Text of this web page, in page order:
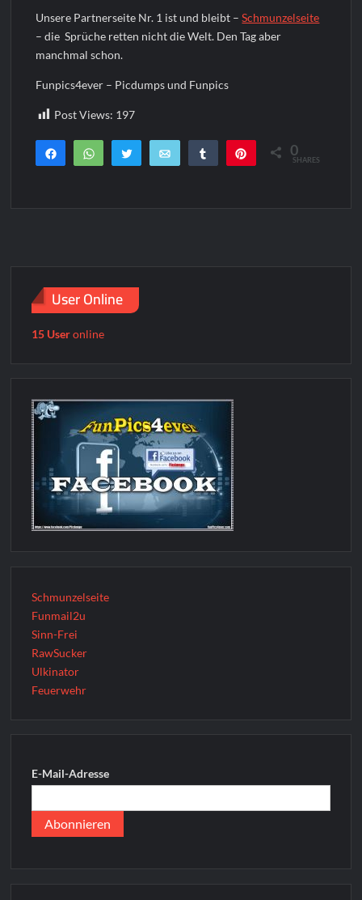
Unsere Partnerseite Nr. 1 ist und bleibt –Schmunzelseite
– die Sprüche retten nicht die Welt. Den Tag aber
manchmal schon.
Funpics4ever – Picdumps und Funpics
Post Views: 197
Teilen WhatsAppTwittern E-Mail Teilen Pin 0
SHARES
User Online
15 Useronline
Schmunzelseite
Funmail2u
Sinn-Frei
RawSucker
Ulkinator
Feuerwehr
E-Mail-Adresse